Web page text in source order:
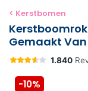
< Kerstbomen
Gemaakt
-10%